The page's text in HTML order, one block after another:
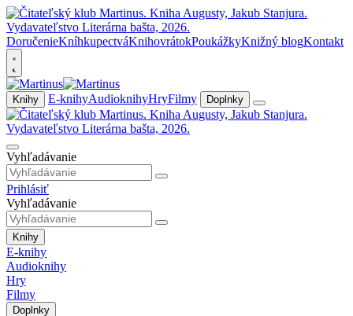
DoručenieKníhkupectváKnihovrátokPoukážkyKnižný blogKontakt
Knihy E-knihyAudioknihyHryFilmy Doplnky
Vyhľadávanie
Prihlásiť
Vyhľadávanie
Knihy
E-knihy
Audioknihy
Hry
Filmy
Doplnky